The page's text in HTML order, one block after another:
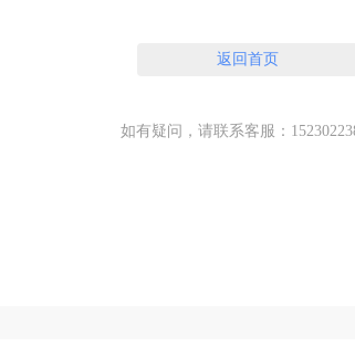
返回首页
如有疑问，请联系客服：